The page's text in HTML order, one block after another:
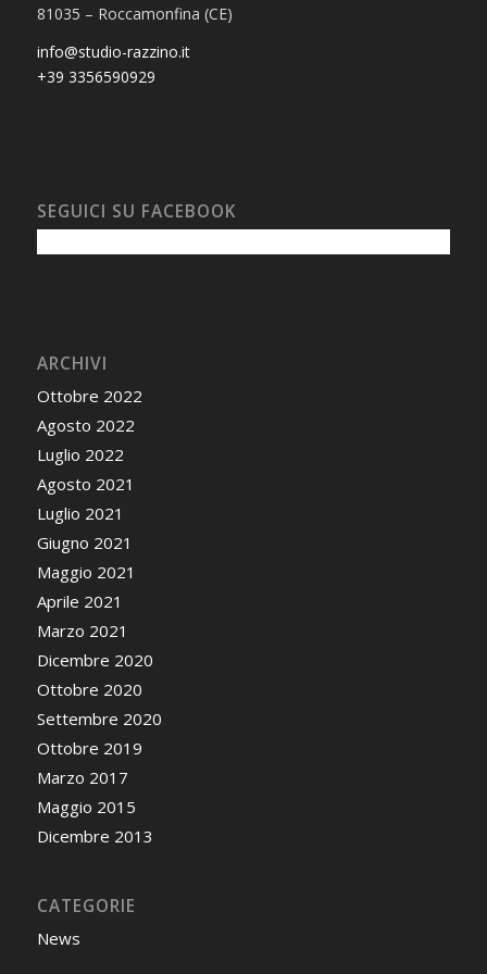
81035 – Roccamonfina (CE)
info@studio-razzino.it
+39 3356590929
SEGUICI SU FACEBOOK
ARCHIVI
Ottobre 2022
Agosto 2022
Luglio 2022
Agosto 2021
Luglio 2021
Giugno 2021
Maggio 2021
Aprile 2021
Marzo 2021
Dicembre 2020
Ottobre 2020
Settembre 2020
Ottobre 2019
Marzo 2017
Maggio 2015
Dicembre 2013
CATEGORIE
News